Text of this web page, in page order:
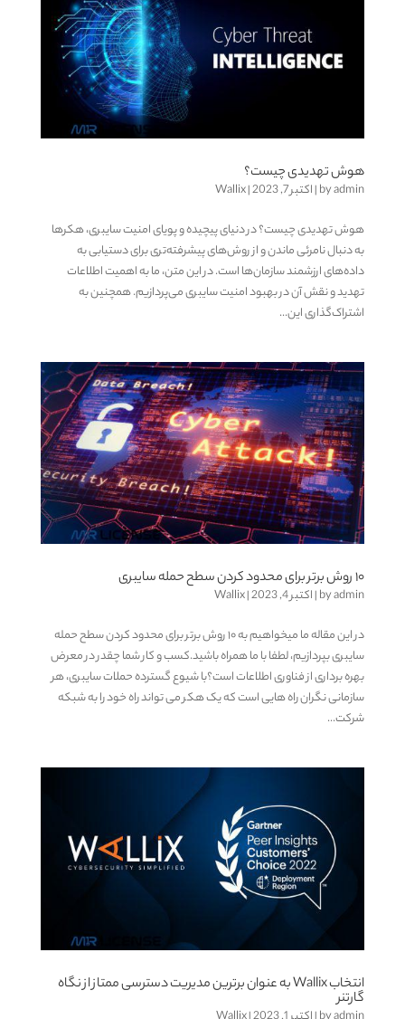
هوش تهدیدی چیست؟
byadmin
|اکتبر 7, 2023 |
Wallix
هوش تهدیدی چیست؟ در دنیای پیچیده و پویای امنیت سایبری، هکرها
به دنبال نامرئی ماندن و از روش‌های پیشرفته‌تری برای دستیابی به
داده‌های ارزشمند سازمان‌ها است. در این متن، ما به اهمیت اطلاعات
تهدید و نقش آن در بهبود امنیت سایبری می‌پردازیم. همچنین به
اشتراک‌گذاری این...
۱۰ روش برتر برای محدود کردن سطح حمله سایبری
byadmin
|اکتبر 4, 2023 |
Wallix
در این مقاله ما میخواهیم به ۱۰ روش برتر برای محدود کردن سطح حمله
سایبری بپردازیم، لطفا با ما همراه باشید.کسب و کار شما چقدر در معرض
بهره برداری از فناوری اطلاعات است؟با شیوع گسترده حملات سایبری، هر
سازمانی نگران راه هایی است که یک هکر می تواند راه خود را به شبکه
شرکت...
انتخاب Wallix به عنوان برترین مدیریت دسترسی ممتاز از نگاه
گارتنر